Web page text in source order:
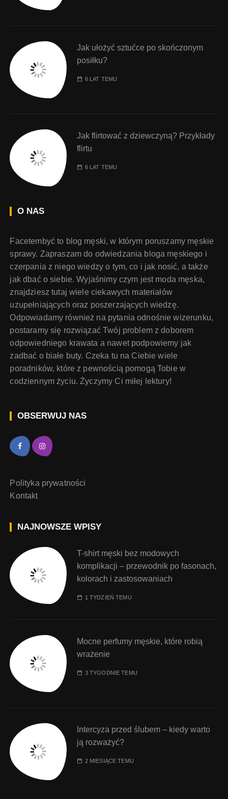
Jak ułożyć sztućce po skończonym
posiłku?
6 LAT TEMU
Jak flirtować z dziewczyną? Przykłady
flirtu
6 LAT TEMU
O NAS
Facetembyć to blog męski, w którym poruszamy męskie
sprawy. Zapraszam do odwiedzania bloga męskiego i
czerpania z niego wiedzy o tym, co i jak nosić, a także
jak dbać o siebie. Wyjaśnimy czym jest moda męska,
znajdziesz tutaj wiele ciekawych materiałów
uzupełniających oraz poszerzających wiedzę.
Odpowiadamy również na pytania odnośnie wizerunku,
postaramy się rozwiązać Twój problem z doborem
odpowiedniego krawata a nawet podpowiemy jak
zadbać o białe buty. Czeka tu na Ciebie wiele
poradników, które z pewnością pomogą Tobie w
codziennym życiu. Życzymy Ci miłej lektury!
OBSERWUJ NAS
Polityka prywatności
Kontakt
NAJNOWSZE WPISY
T-shirt męski bez modowych
komplikacji – przewodnik po fasonach,
kolorach i zastosowaniach
1 TYDZIEŃ TEMU
Mocne perfumy męskie, które robią
wrażenie
3 TYGODNIE TEMU
Intercyza przed ślubem – kiedy warto
ją rozważyć?
2 MIESIĄCE TEMU